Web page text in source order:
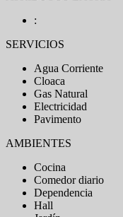
:
SERVICIOS
Agua Corriente
Cloaca
Gas Natural
Electricidad
Pavimento
AMBIENTES
Cocina
Comedor diario
Dependencia
Hall